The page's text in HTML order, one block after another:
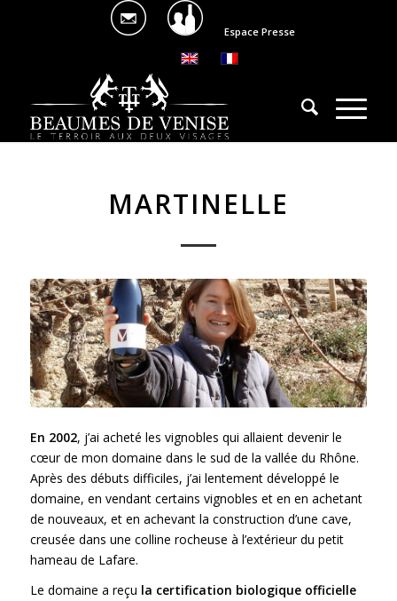
Espace Presse
MARTINELLE
En 2002, j’ai acheté les vignobles qui allaient devenir le
cœur de mon domaine dans le sud de la vallée du Rhône.
Après des débuts difficiles, j’ai lentement développé le
domaine, en vendant certains vignobles et en en achetant
de nouveaux, et en achevant la construction d’une cave,
creusée dans une colline rocheuse à l’extérieur du petit
hameau de Lafare.
Le domaine a reçu la certification biologique officielle